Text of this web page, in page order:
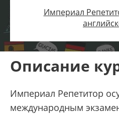
Империал
Описание
Империал Репетитор
международным